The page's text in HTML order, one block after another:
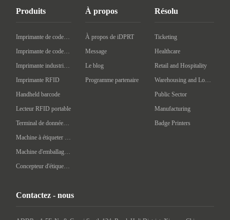
Produits
Imprimante de codes à barres de bureau
Imprimante de codes à barres mobile
Imprimante industrielle de codes à barres
Imprimante RFID
Handheld barcode
Lecteur RFID portable
Terminal de données portatif
Machine à étiqueter automatique
Machine d'emballage intelligente
Concepteur d'étiquettes
À propos
À propos de iDPRT
Message
Le blog
Programme partenaire
Résolu
Ticketing
Healthcare
Retail and Hospitality
Warehousing and Logistics
Public Sector
Manufacturing
Badge Printers
Contactez - nous